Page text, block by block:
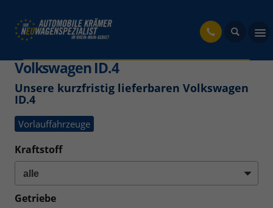
Volkswagen ID.4
Unsere kurzfristig lieferbaren Volkswagen
ID.4
Vorlauffahrzeuge
Kraftstoff
Getriebe